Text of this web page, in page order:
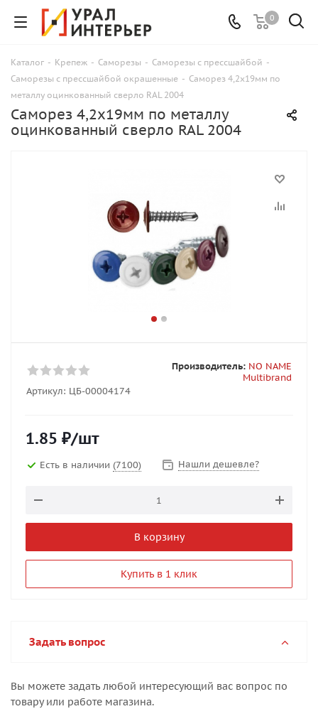
0
Каталог - Крепеж - Саморезы - Саморезы с прессшайбой -
Саморезы с прессшайбой окрашенные - Саморез 4,2x19мм по
металлу оцинкованный сверло RAL 2004
Саморез 4,2x19мм по металлу
оцинкованный сверло RAL 2004
Артикул: ЦБ-00004174
Производитель: NO NAME
Multibrand
1.85 ₽/шт
Есть в наличии (7100) Нашли дешевле?
В корзину
Купить в 1 клик
Задать вопрос
Вы можете задать любой интересующий вас вопрос по
товару или работе магазина.